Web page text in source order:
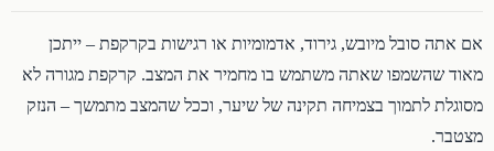
אם אתה סובל מיובש, גירוד, אדמומיות או רגישות בקרקפת – ייתכן
מאוד שהשמפו שאתה משתמש בו מחמיר את המצב. קרקפת מגורה לא
מסוגלת לתמוך בצמיחה תקינה של שיער, וככל שהמצב מתמשך – הנזק
מצטבר.